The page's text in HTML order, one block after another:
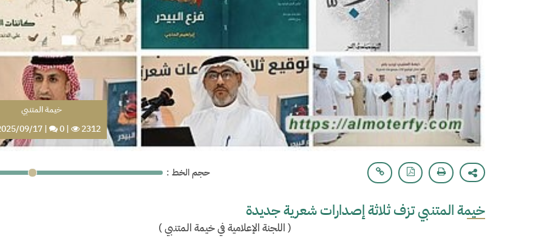
خيمة المتنبي
09/17| 0| 2312
: حجم الخط
خيمة المتنبي تزف ثلاثة إصدارات شعرية جديدة
( اللجنة الإعلامية في خيمة المتنبي)